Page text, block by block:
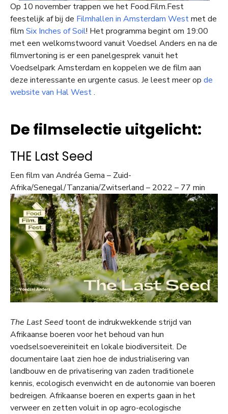
Op 10 november trappen we het Food.Film.Fest
feestelijk af bij de Filmhallen in Amsterdam Westmet de
film Six Inches of Soil! Het programma begint om 19:00
met een welkomstwoord vanuit Voedsel Anders en na de
filmvertoning is er een panelgesprek vanuit het
Voedselpark Amsterdam en koppelen we de film aan
deze interessante en urgente casus. Je leest meer op de
website van Hal West.
De filmselectie uitgelicht:
THE Last Seed
Een film van Andréa Gema – Zuid-
Afrika/Senegal/Tanzania/Zwitserland – 2022 – 77 min
The Last Seedtoont de indrukwekkende strijd van
Afrikaanse boeren voor het behoud van hun
voedselsoevereiniteit en lokale biodiversiteit. De
documentaire laat zien hoe de industrialisering van
landbouw en de privatisering van zaden traditionele
kennis, ecologisch evenwicht en de autonomie van boeren
bedreigen. Afrikaanse boeren en experts gaan in het
verweer en zetten voluit in op agro-ecologische